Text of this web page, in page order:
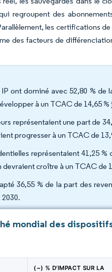
regroupent des
les certifications
des facteurs de
ont dominé avec 52,80 %
à un TCAC de 14,65 %
représentaient une part de
progresser à un TCAC de
représentaient 41,25
croître à un TCAC de
36,55 % de la part des
mondial des
(~) % D'IMPACT SUR LA